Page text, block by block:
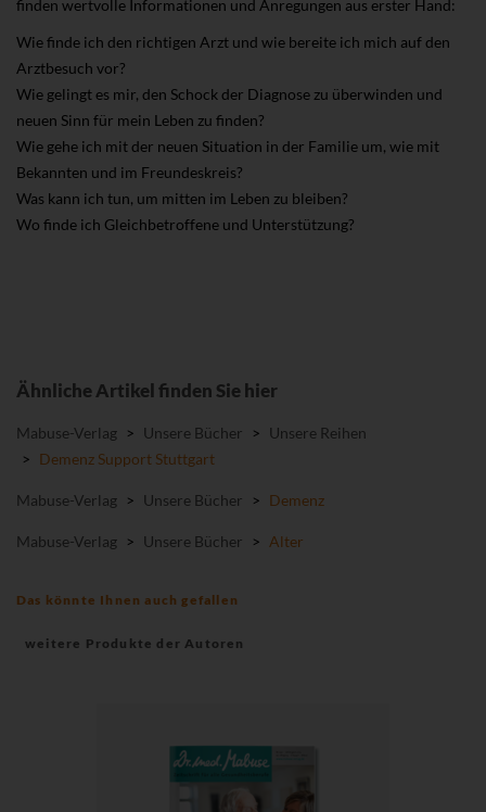
finden wertvolle Informationen und Anregungen aus erster Hand:
Wie finde ich den richtigen Arzt und wie bereite ich mich auf den
Arztbesuch vor?
Wie gelingt es mir, den Schock der Diagnose zu überwinden und
neuen Sinn für mein Leben zu finden?
Wie gehe ich mit der neuen Situation in der Familie um, wie mit
Bekannten und im Freundeskreis?
Was kann ich tun, um mitten im Leben zu bleiben?
Wo finde ich Gleichbetroffene und Unterstützung?
Ähnliche Artikel finden Sie hier
Mabuse-Verlag > Unsere Bücher > Unsere Reihen
> Demenz Support Stuttgart
Mabuse-Verlag > Unsere Bücher > Demenz
Mabuse-Verlag > Unsere Bücher > Alter
Das könnte Ihnen auch gefallen
weitere Produkte der Autoren